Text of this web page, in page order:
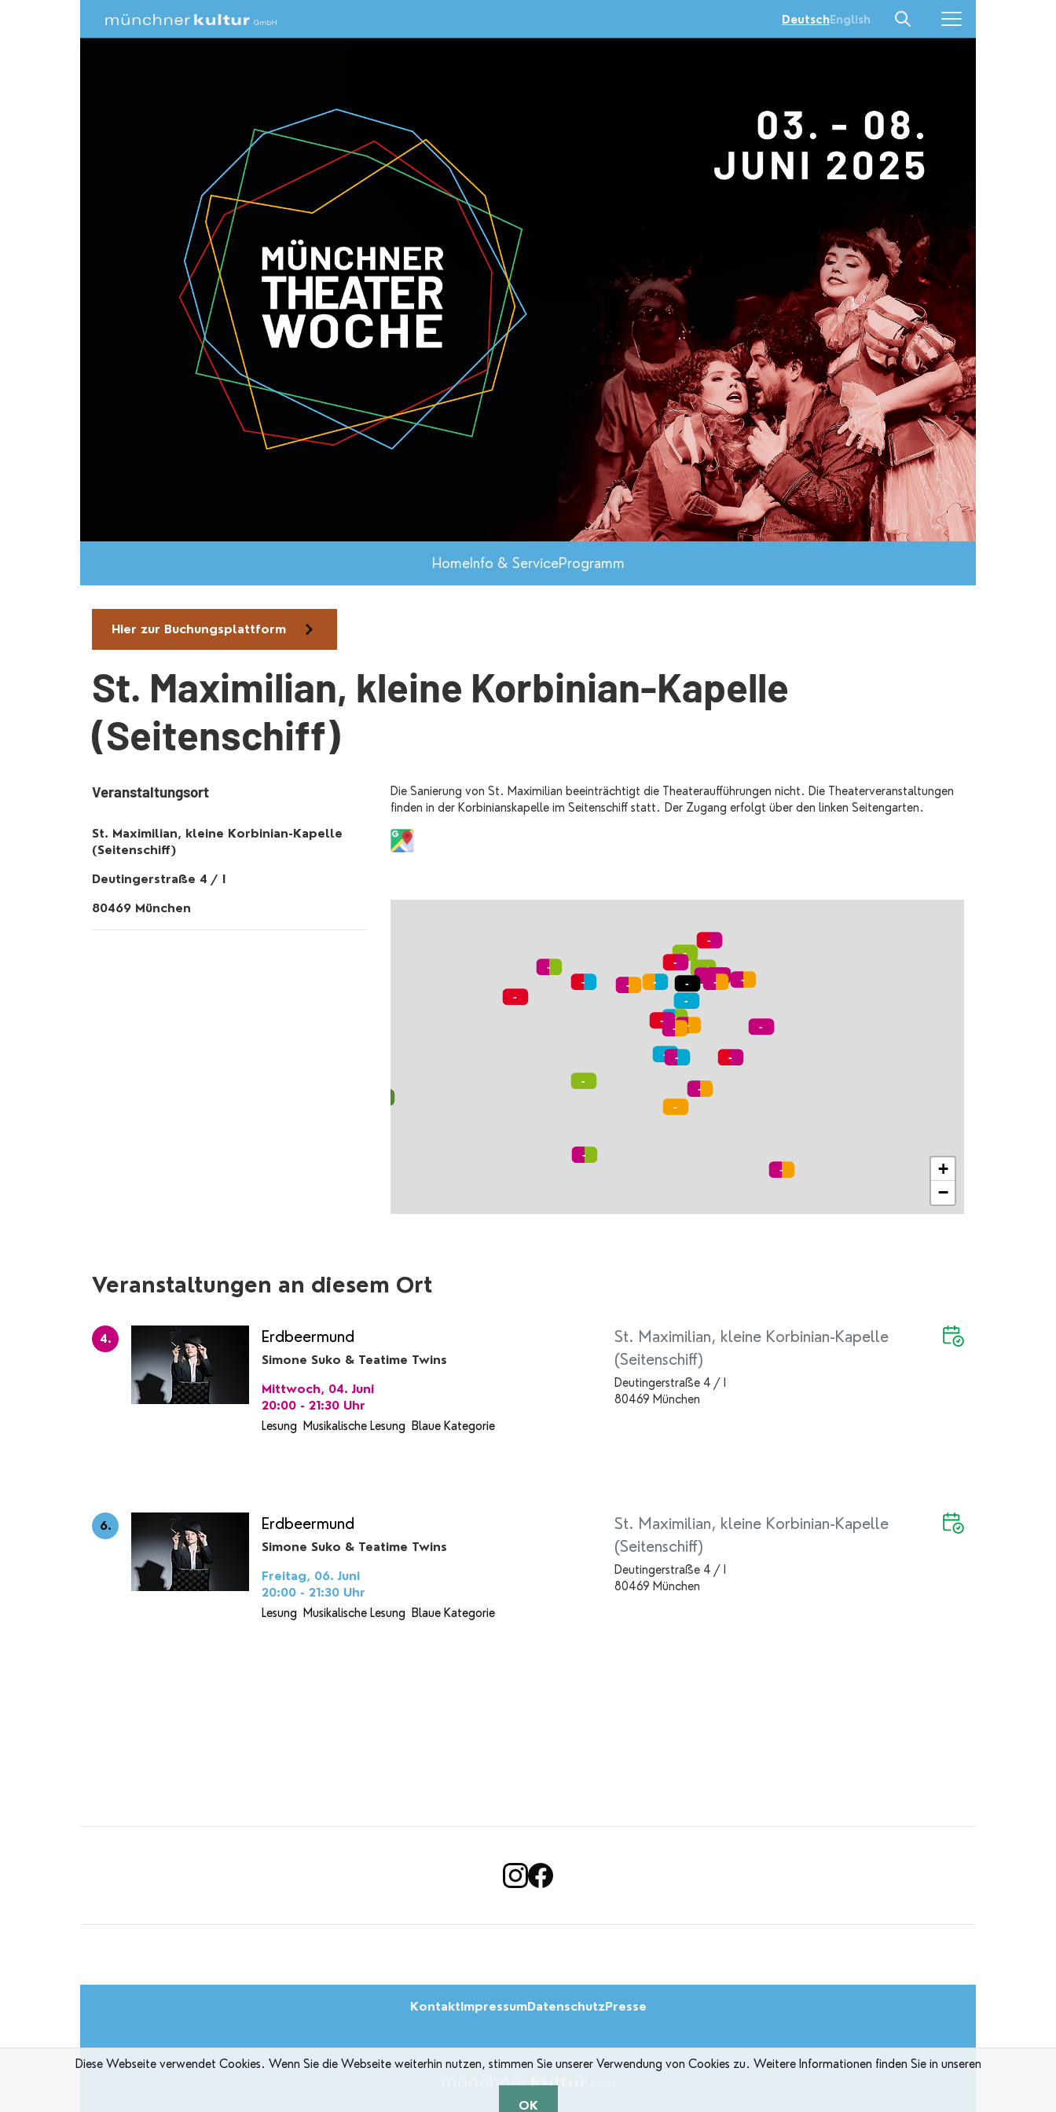
HomeInfo & ServiceProgramm
DeutschEnglish
Hier zur Buchungsplattform
St. Maximilian, kleine Korbinian-Kapelle
(Seitenschiff)
Veranstaltungsort
St. Maximilian, kleine Korbinian-Kapelle
(Seitenschiff)
Deutingerstraße 4 / I
80469 München
Die Sanierung von St. Maximilian beeinträchtigt die Theateraufführungen nicht. Die Theaterveranstaltungen
finden in der Korbinianskapelle im Seitenschiff statt. Der Zugang erfolgt über den linken Seitengarten.
+
−
Veranstaltungen an diesem Ort
4. Erdbeermund
Simone Suko & Teatime Twins
Mittwoch, 04. Juni
20:00 - 21:30 Uhr
Lesung Musikalische Lesung Blaue Kategorie
St. Maximilian, kleine Korbinian-Kapelle
(Seitenschiff)
Deutingerstraße 4 / I
80469 München
6. Erdbeermund
Simone Suko & Teatime Twins
Freitag, 06. Juni
20:00 - 21:30 Uhr
Lesung Musikalische Lesung Blaue Kategorie
St. Maximilian, kleine Korbinian-Kapelle
(Seitenschiff)
Deutingerstraße 4 / I
80469 München
KontaktImpressumDatenschutzPresse
Diese Webseite verwendet Cookies. Wenn Sie die Webseite weiterhin nutzen, stimmen Sie unserer Verwendung von Cookies zu. Weitere Informationen finden Sie in unseren
OK